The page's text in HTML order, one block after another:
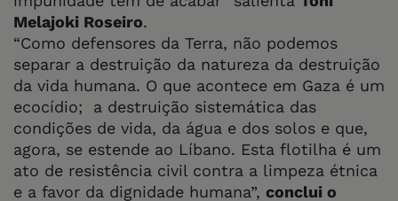
Melajoki Roseiro.
“Como defensores da Terra, não podemos
separar a destruição da natureza da destruição
da vida humana. O que acontece em Gaza é um
ecocídio; a destruição sistemática das
condições de vida, da água e dos solos e que,
agora, se estende ao Líbano. Esta flotilha é um
ato de resistência civil contra a limpeza étnica
e a favor da dignidade humana”, conclui o